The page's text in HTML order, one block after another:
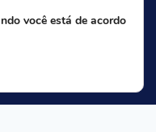
você está de acordo